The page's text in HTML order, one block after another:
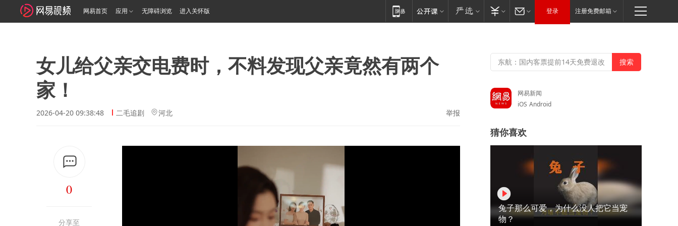
网易首页 应用 无障碍浏览 进入关怀版 登录 注册免费邮箱
女儿给父亲交电费时，不料发现父亲竟然有两个
家！
2026-04-20 09:38:48 二毛追剧 河北 举报
0
分享至
网易新闻
iOS Android
猜你喜欢
兔子那么可爱，为什么没人把它当宠
物？